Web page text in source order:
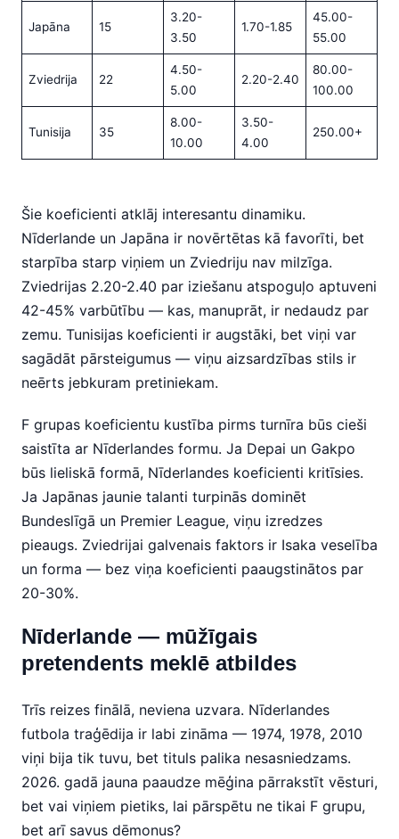
Japāna 15
3.20-
3.50
1.70-1.85
45.00-
55.00
Zviedrija 22
4.50-
5.00
2.20-2.40
80.00-
100.00
Tunisija 35
8.00-
10.00
3.50-
4.00
250.00+
Šie koeficienti atklāj interesantu dinamiku.
Nīderlande un Japāna ir novērtētas kā favorīti, bet
starpība starp viņiem un Zviedriju nav milzīga.
Zviedrijas 2.20-2.40 par iziešanu atspoguļo aptuveni
42-45% varbūtību — kas, manuprāt, ir nedaudz par
zemu. Tunisijas koeficienti ir augstāki, bet viņi var
sagādāt pārsteigumus — viņu aizsardzības stils ir
neērts jebkuram pretiniekam.
F grupas koeficientu kustība pirms turnīra būs cieši
saistīta ar Nīderlandes formu. Ja Depai un Gakpo
būs lieliskā formā, Nīderlandes koeficienti kritīsies.
Ja Japānas jaunie talanti turpinās dominēt
Bundeslīgā un Premier League, viņu izredzes
pieaugs. Zviedrijai galvenais faktors ir Isaka veselība
un forma — bez viņa koeficienti paaugstinātos par
20-30%.
Nīderlande — mūžīgais
pretendents meklē atbildes
Trīs reizes finālā, neviena uzvara. Nīderlandes
futbola traģēdija ir labi zināma — 1974, 1978, 2010
viņi bija tik tuvu, bet tituls palika nesasniedzams.
2026. gadā jauna paaudze mēģina pārrakstīt vēsturi,
bet vai viņiem pietiks, lai pārspētu ne tikai F grupu,
bet arī savus dēmonus?